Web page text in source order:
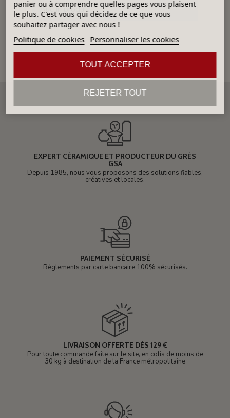
Aucun produit
EXPERT CÉRAMIQUE ET PRODUCTEUR DU GRÈS
GSA
Depuis 1985, nous vous proposons des solutions fiables,
créatives et locales.
PAIEMENT SÉCURISÉ
Règlements par carte bancaire 100% sécurisés.
LIVRAISON OFFERTE DÈS 129 €
Pour toute commande faite sur le site, en colis de moins de
30 kg à destination de la France métropolitaine
panier ou à comprendre quelles pages vous plaisent
le plus. C'est vous qui décidez de ce que vous
souhaitez partager avec nous !
Politique de cookies Personnaliser les cookies
REJETER TOUT
TOUT ACCEPTER